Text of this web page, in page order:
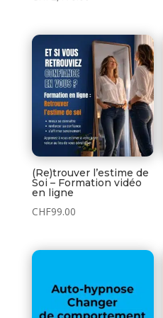
(Re)trouver l’estime de
Soi – Formation vidéo
en ligne
CHF99.00